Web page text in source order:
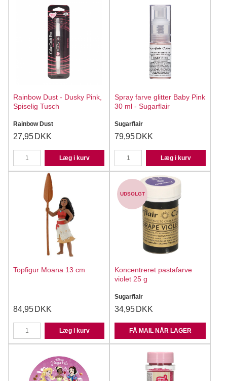
Rainbow Dust - Dusky Pink,
Spiselig Tusch
Rainbow Dust
27,95 DKK
Læg i kurv
Spray farve glitter Baby Pink
30 ml - Sugarflair
Sugarflair
79,95 DKK
Læg i kurv
Topfigur Moana 13 cm
84,95 DKK
Læg i kurv
UDSOLGT
Koncentreret pastafarve
violet 25 g
Sugarflair
34,95 DKK
FÅ MAIL NÅR LAGER